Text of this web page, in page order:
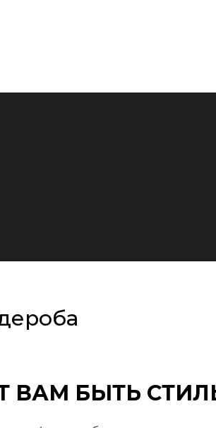
БЫТЬ